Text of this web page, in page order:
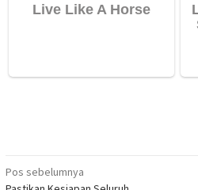
Navigasi
Pos sebelumnya